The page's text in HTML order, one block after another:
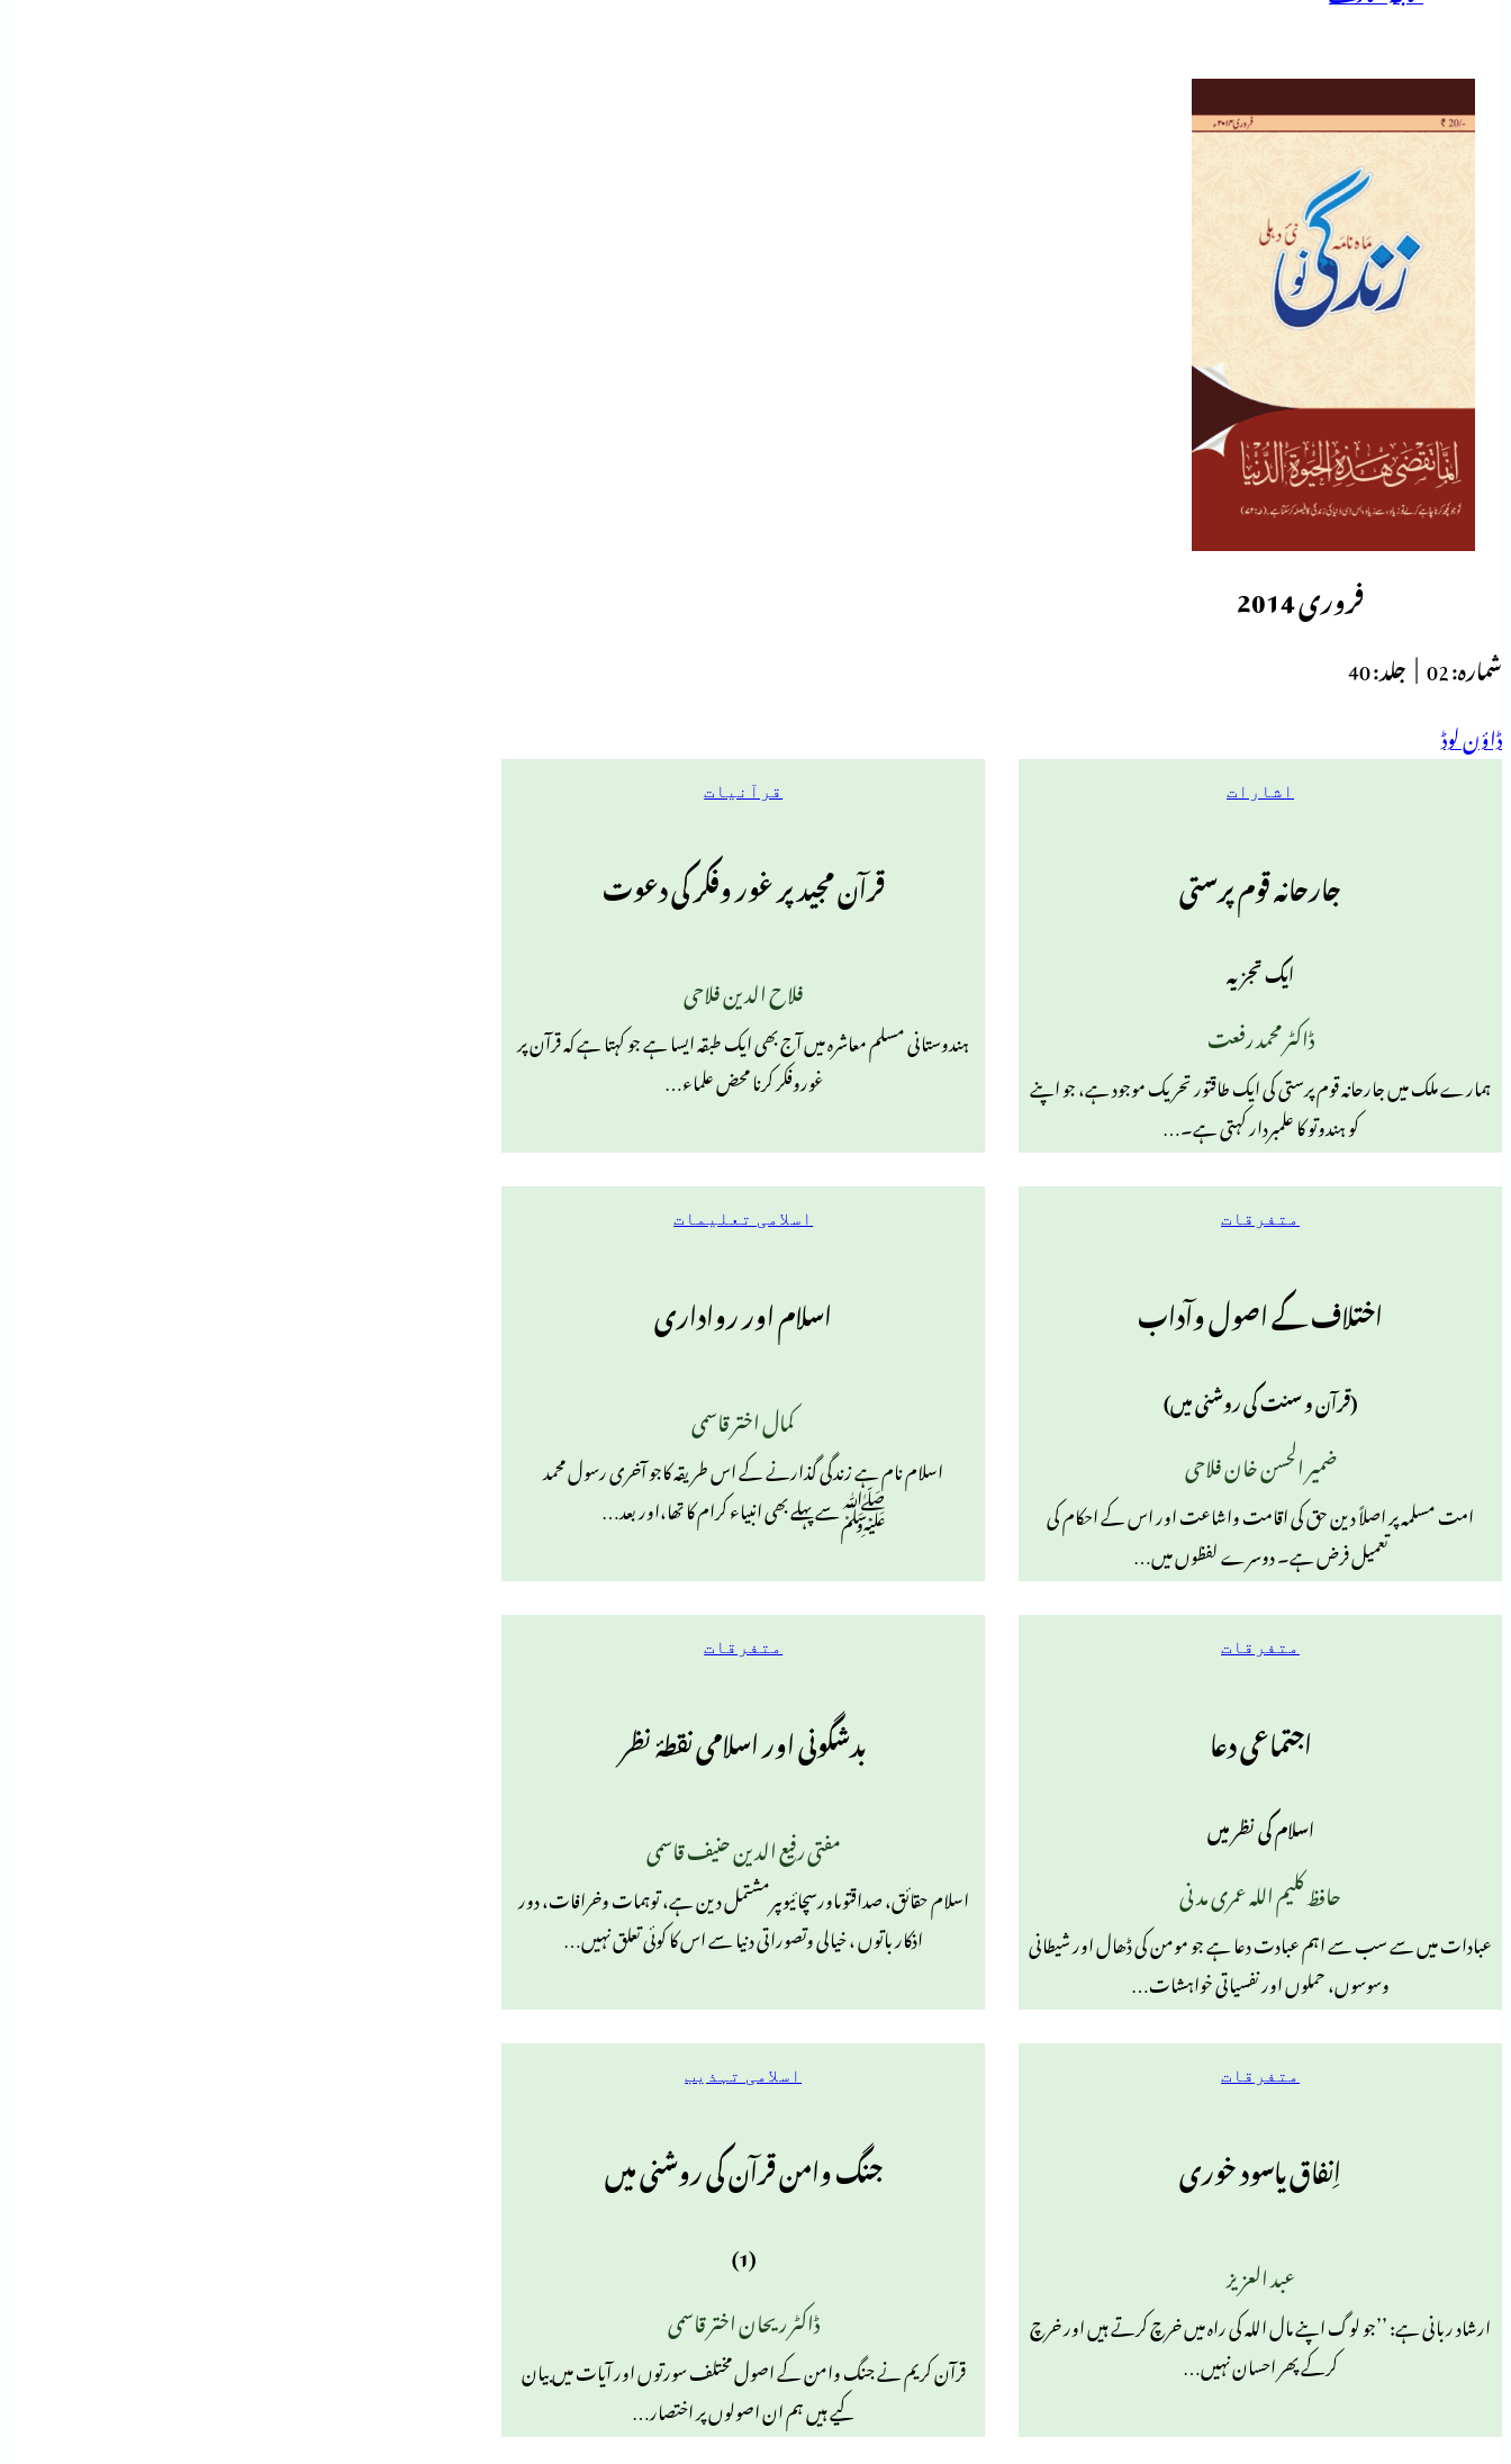
فروری 2014
شمارہ: جلد:
ڈاؤن لوڈ
اشارات
جارحانہ قوم پرستی
ایک تجزیہ
ڈاکٹر محمد رفعت
ہمارے ملک میں جارحانہ قوم پرستی کی ایک طاقتور تحریک موجود ہے، جو اپنے
کو ہندوتو کا علمبردار کہتی ہے۔…
قرآنیات
قرآن مجید پر غور وفکر کی دعوت
فلاح الدین فلاحی
ہندوستانی مسلم معاشرہ میں آج بھی ایک طبقہ ایسا ہے جو کہتا ہے کہ قرآن پر
غوروفکر کرنا محض علماء…
متفرقات
اختلاف کے اصول وآداب
(قرآن و سنت کی روشنی میں)
ضمیر الحسن خان فلاحی
امت مسلمہ پر اصلاً دین حق کی اقامت واشاعت اور اس کے احکام کی
تعمیل فرض ہے۔ دوسرے لفظوں میں…
اسلامی تعلیمات
اسلام اور رواداری
کمال اختر قاسمی
اسلام نام ہے زندگی گذارنے کے اس طریقہ کاجو آخری رسول محمد
ﷺسے پہلے بھی انبیاء کرام کا تھا،اور بعد…
متفرقات
اجتماعی دعا
اسلام کی نظر میں
حافظ کلیم اللہ عمری مدنی
عبادات میں سے سب سے اہم عبادت دعا ہے جو مومن کی ڈھال اور شیطانی
وسوسوں، حملوں اور نفسیاتی خواہشات…
متفرقات
بدشگونی اور اسلامی نقطۂ نظر
مفتی رفیع الدین حنیف قاسمی
اسلام حقائق، صداقتوںاورسچائیوںپرمشتمل دین ہے، توہمات وخرافات، دور
اذکار باتوں ، خیالی وتصوراتی دنیا سے اس کا کوئی تعلق نہیں…
متفرقات
اِنفاق یاسود خوری
عبد العزیز
ارشاد ربانی ہے: ’’جو لوگ اپنے مال اللہ کی راہ میں خرچ کرتے ہیں اور خرچ
کرکے پھر احسان نہیں…
اسلامی تہذیب
جنگ وامن قرآن کی روشنی میں
(1)
ڈاکٹر ریحان اختر قاسمی
قرآن کریم نے جنگ وامن کے اصول مختلف سورتوں اور آیات میں بیان
کیے ہیں ہم ان اصولوں پر اختصار…